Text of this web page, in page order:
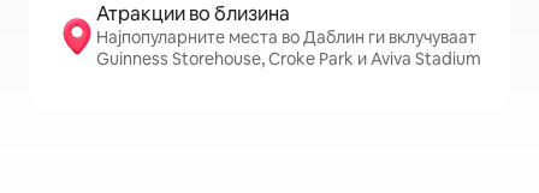
Атракции во близина
Најпопуларните места во Даблин ги вклучуваат
Guinness Storehouse, Croke Park и Aviva Stadium